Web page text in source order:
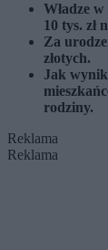
Władze
10 tys. zł
Za
złotych.
Jak
rodziny.
Reklama
Reklama